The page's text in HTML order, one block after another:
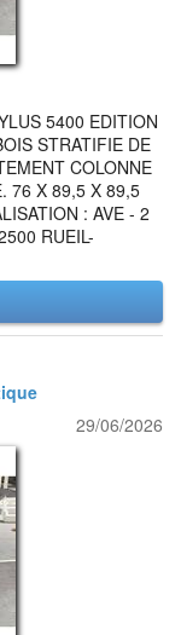
5400 EDITION
STRATIFIE DE
COLONNE
76 X 89,5 X 89,5
: AVE - 2
RUEIL-
29/06/2026